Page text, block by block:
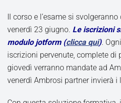
Il corso e l’esame si
venerdì 23 giugno. Le iscrizioni
modulo jotform (clicca qui).
iscrizioni pervenute, complete di
giovedì verranno mandate ad
venerdì Ambrosi partner invierà i